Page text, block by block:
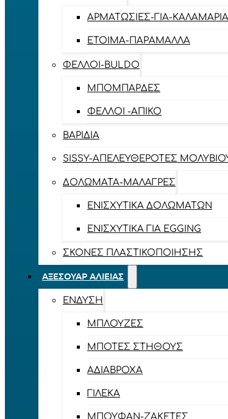
ΑΡΜΑΤΩΣΙΈΣ-ΓΙΑ-ΚΑΛΑΜΆΡΙΑ
ΈΤΟΙΜΑ-ΠΑΡΆΜΑΛΛΑ
ΦΕΛΛΟΊ-BULDO
ΜΠΟΜΠΆΡΔΕΣ
ΦΕΛΛΟΊ -ΑΠΊΚΟ
ΒΑΡΊΔΙΑ
SISSY-ΑΠΕΛΕΥΘΕΡΟΤΈΣ
ΔΟΛΏΜΑΤΑ-ΜΑΛΆΓΡΕΣ
ΕΝΙΣΧΥΤΙΚΆ ΔΟΛΩΜΆΤΩΝ
ΕΝΙΣΧΥΤΙΚΆ ΓΙΑ EGGING
ΣΚΌΝΕΣ ΠΛΑΣΤΙΚΟΠΟΊΗΣΗΣ
ΑΞΕΣΟΥΆΡ ΑΛΙΕΊΑΣ
ΈΝΔΥΣΗ
ΜΠΛΟΎΖΕΣ
ΜΠΌΤΕΣ ΣΤΉΘΟΥΣ
ΑΔΙΆΒΡΟΧΑ
ΓΙΛΈΚΑ
ΜΠΟΥΦΆΝ-ΖΑΚΈΤΕΣ